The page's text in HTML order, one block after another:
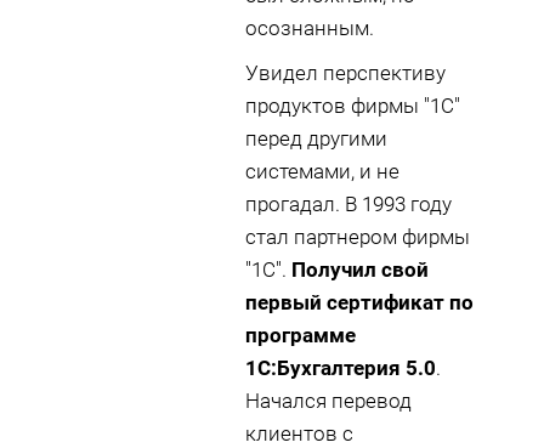
осознанным.
Увидел перспективу
продуктов фирмы "1С"
перед другими
системами, и не
прогадал. В 1993 году
стал партнером фирмы
"1С". Получил свой
первый сертификат по
программе
1С:Бухгалтерия 5.0.
Начался перевод
клиентов с